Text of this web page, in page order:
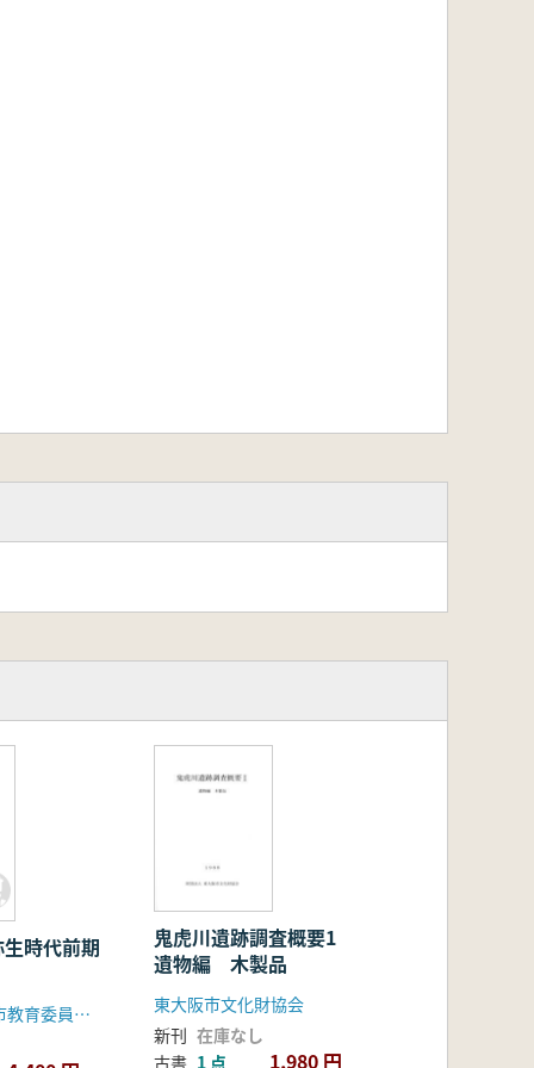
時代前期
和歌山県御坊市教育委員会 御坊市文化財調査会
鬼虎川遺跡調査概要1
遺物編 木製品
東大阪市文化財協会
新刊 在庫なし
古書 1 点 1,980 円